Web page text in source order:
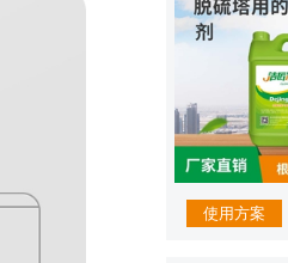
使用方案